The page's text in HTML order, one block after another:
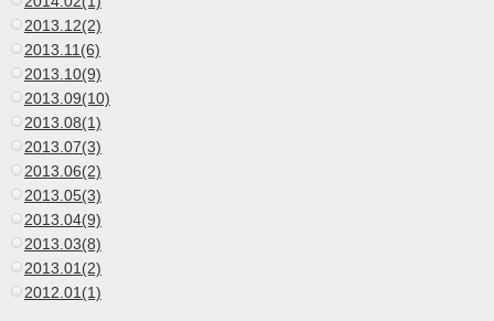
2013.12(2)
2013.11(6)
2013.10(9)
2013.09(10)
2013.08(1)
2013.07(3)
2013.06(2)
2013.05(3)
2013.04(9)
2013.03(8)
2013.01(2)
2012.01(1)